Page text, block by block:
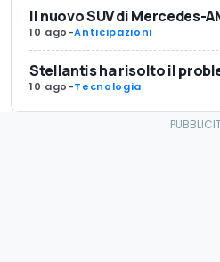
Il nuovo SUV di Mercedes-
10 ago-Anticipazioni
Stellantis ha risolto il
10 ago-Tecnologia